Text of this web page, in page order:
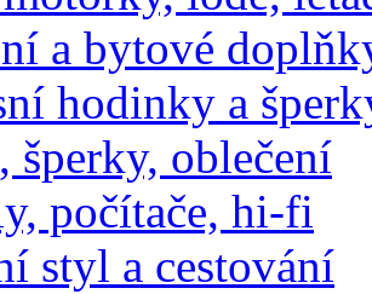
a bytové
hodinky a
šperky, oblečení
počítače, hi-fi
styl a cestování